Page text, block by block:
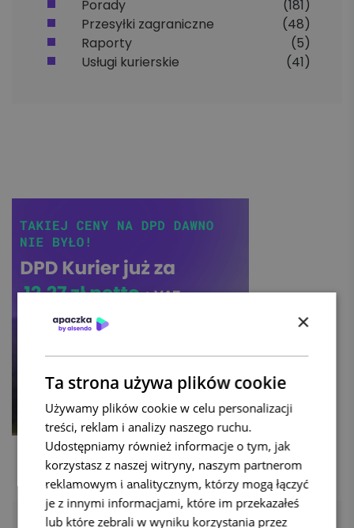
Porady
(181)
Przesyłki zagraniczne
(48)
Raporty
(5)
Usługi kurierskie
(41)
×
Ta strona używa plików cookie
Używamy plików cookie w celu personalizacji
treści, reklam i analizy naszego ruchu.
Udostępniamy również informacje o tym, jak
korzystasz z naszej witryny, naszym partnerom
reklamowym i analitycznym, którzy mogą łączyć
je z innymi informacjami, które im przekazałeś
lub które zebrali w wyniku korzystania przez